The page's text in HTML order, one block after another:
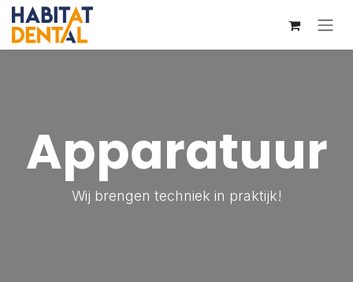
Overslaan naar inhoud
Apparatuur
Wij brengen techniek in praktijk!